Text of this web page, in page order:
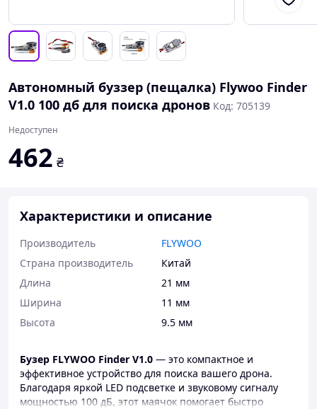
Автономный буззер (пещалка) Flywoo Finder
V1.0 100 дб для поиска дронов Код: 705139
Недоступен
462 ₴
Характеристики и описание
Производитель
FLYWOO
Страна производитель
Китай
Длина
21 мм
Ширина
11 мм
Высота
9.5 мм
Бузер FLYWOO Finder V1.0 — это компактное и
эффективное устройство для поиска вашего дрона.
Благодаря яркой LED подсветке и звуковому сигналу
мощностью 100 дБ, этот маячок помогает быстро